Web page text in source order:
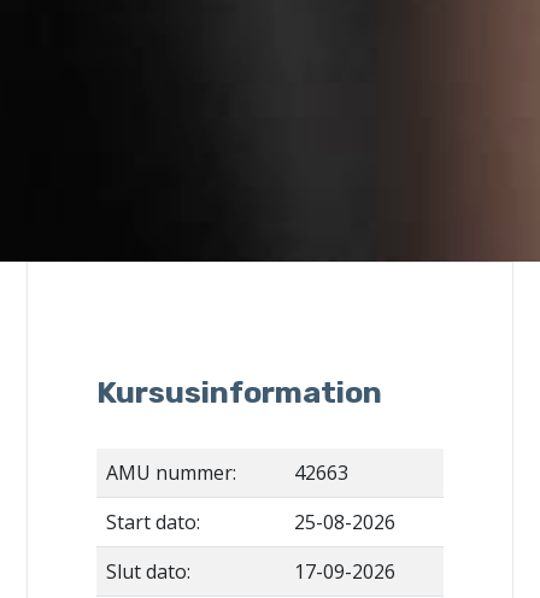
Kursusinformation
AMU nummer:
42663
Start dato:
25-08-2026
Slut dato:
17-09-2026